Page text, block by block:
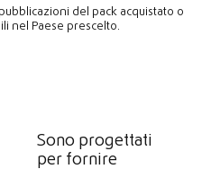
del pack acquistato o
nel Paese prescelto.
Sono progettati
per fornire